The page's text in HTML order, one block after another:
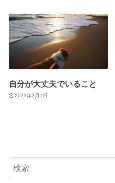
自分が大丈夫でいること
2022年3月1日